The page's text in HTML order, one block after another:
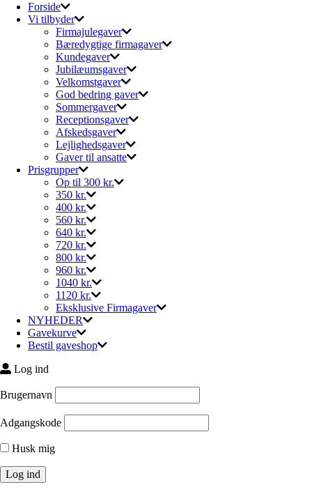
Forside
Vi tilbyder
Firmajulegaver
Bæredygtige firmagaver
Kundegaver
Jubilæumsgaver
Velkomstgaver
God bedring gaver
Sommergaver
Receptionsgaver
Afskedsgaver
Lejlighedsgaver
Gaver til ansatte
Prisgrupper
Op til 300 kr.
350 kr.
400 kr.
560 kr.
640 kr.
720 kr.
800 kr.
960 kr.
1040 kr.
1120 kr.
Eksklusive Firmagaver
NYHEDER
Gavekurve
Bestil gaveshop
Log ind
Brugernavn
Adgangskode
Husk mig